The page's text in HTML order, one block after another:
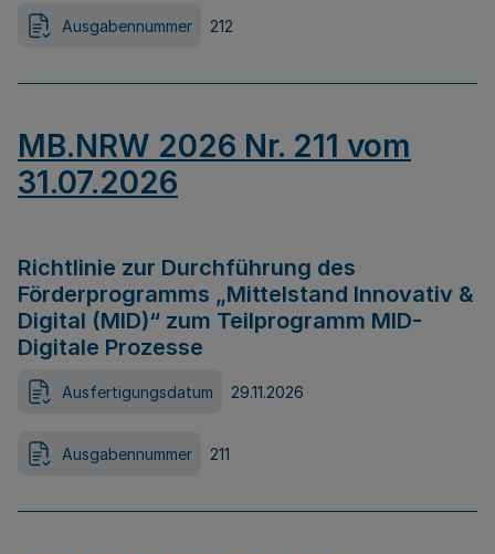
Ausgabennummer 212
MB.NRW 2026 Nr. 211 vom
31.07.2026
Richtlinie zur Durchführung des
Förderprogramms „Mittelstand Innovativ &
Digital (MID)“ zum Teilprogramm MID-
Digitale Prozesse
Ausfertigungsdatum 29.11.2026
Ausgabennummer 211